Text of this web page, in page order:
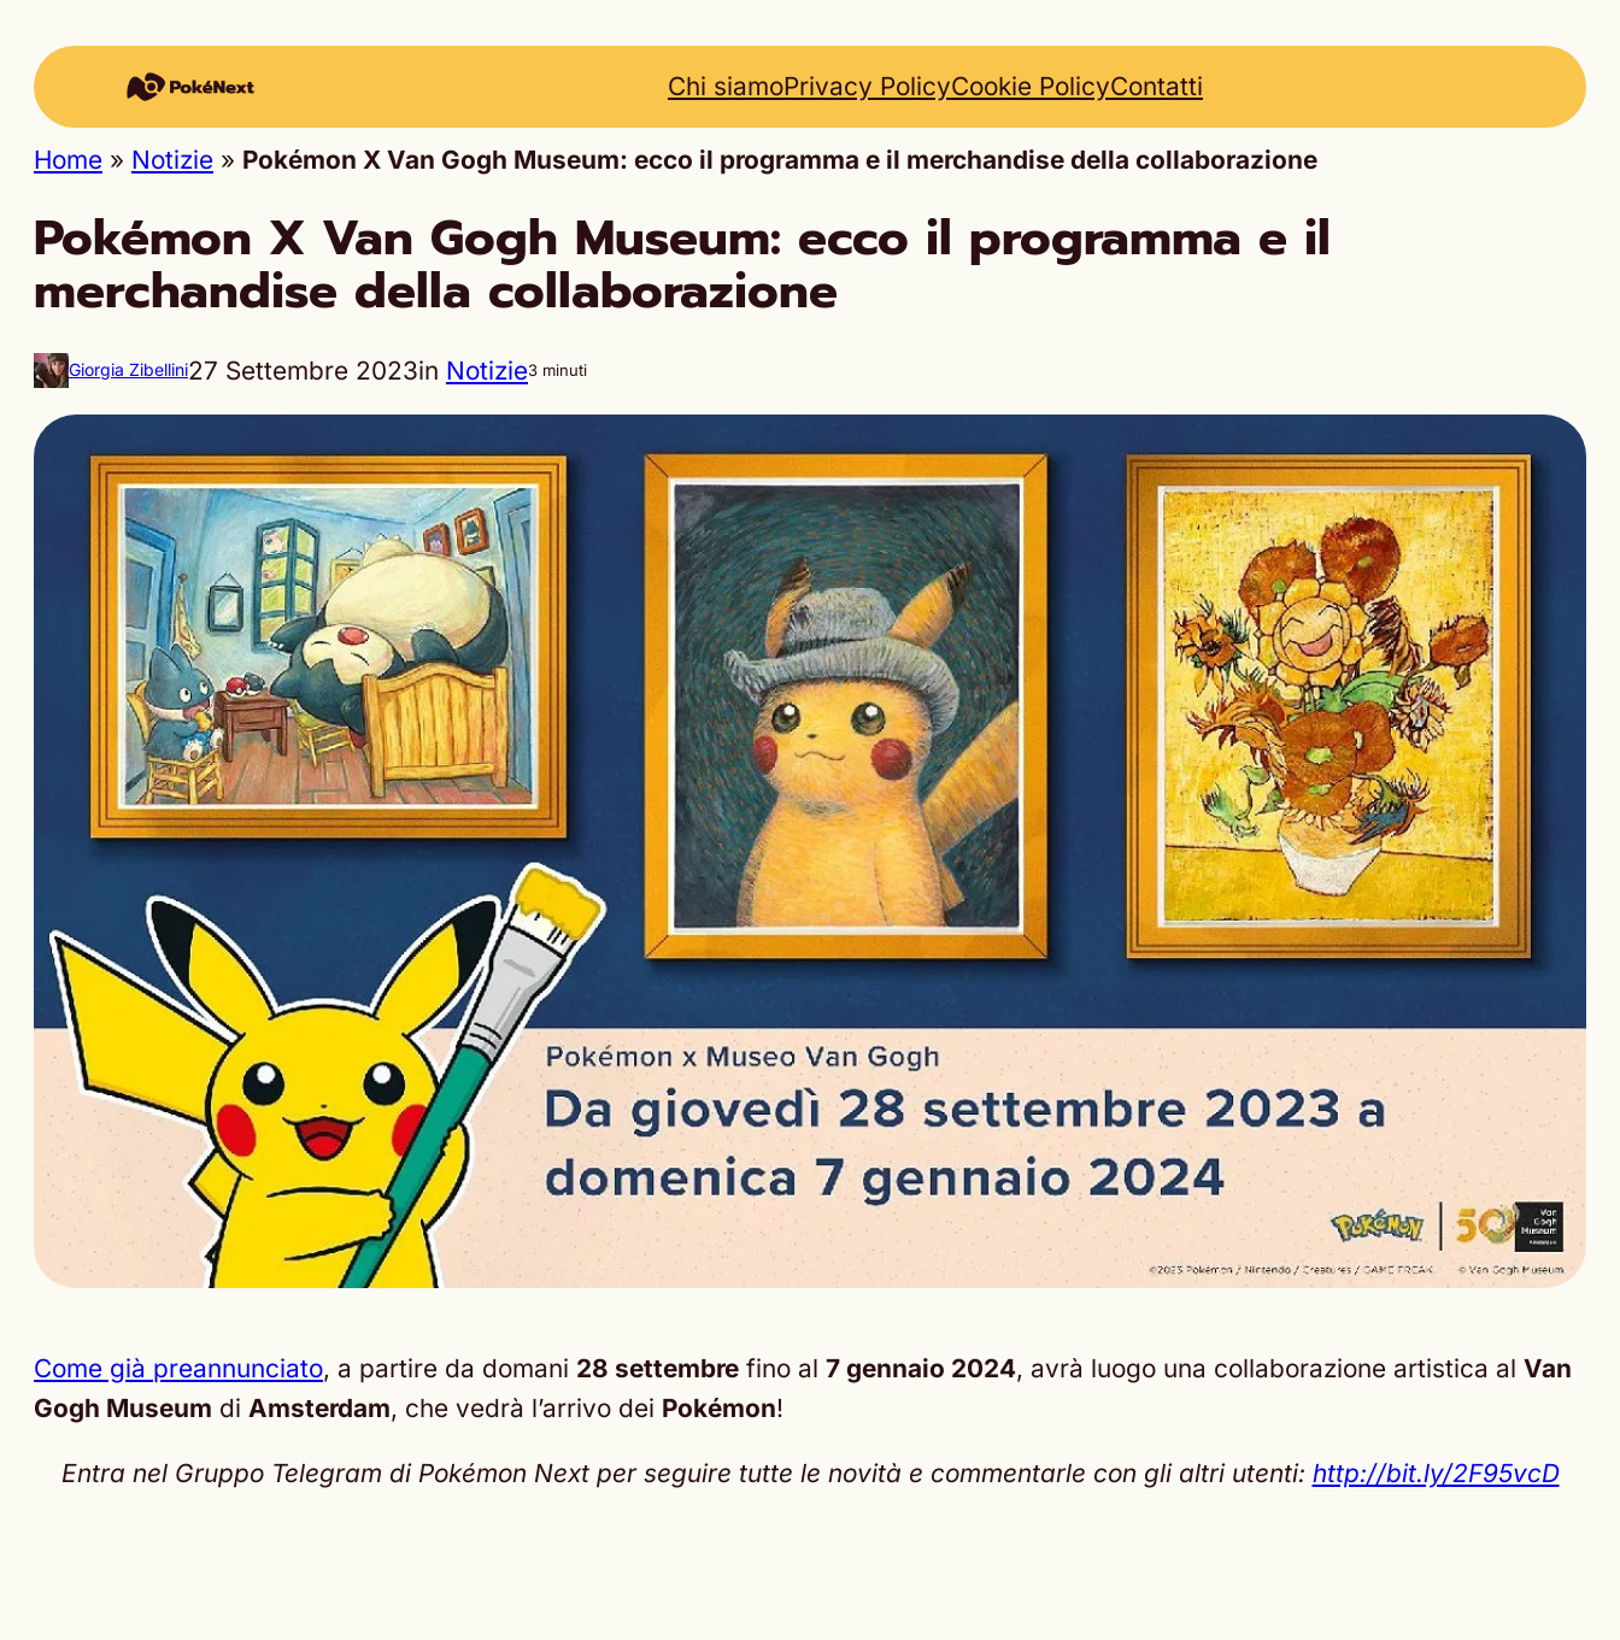
Chi siamoPrivacy PolicyCookie PolicyContatti
Home » Notizie » Pokémon X Van Gogh Museum: ecco il programma e il merchandise della collaborazione
Pokémon X Van Gogh Museum: ecco il programma e il
merchandise della collaborazione
Giorgia Zibellini27 Settembre 2023in Notizie3 minuti
Come già preannunciato, a partire da domani 28 settembre fino al 7 gennaio 2024, avrà luogo una collaborazione artistica al Van
Gogh Museum di Amsterdam, che vedrà l’arrivo dei Pokémon!
Entra nel Gruppo Telegram di Pokémon Next per seguire tutte le novità e commentarle con gli altri utenti: http://bit.ly/2F95vcD